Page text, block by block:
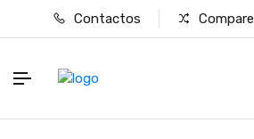
Contactos Compare